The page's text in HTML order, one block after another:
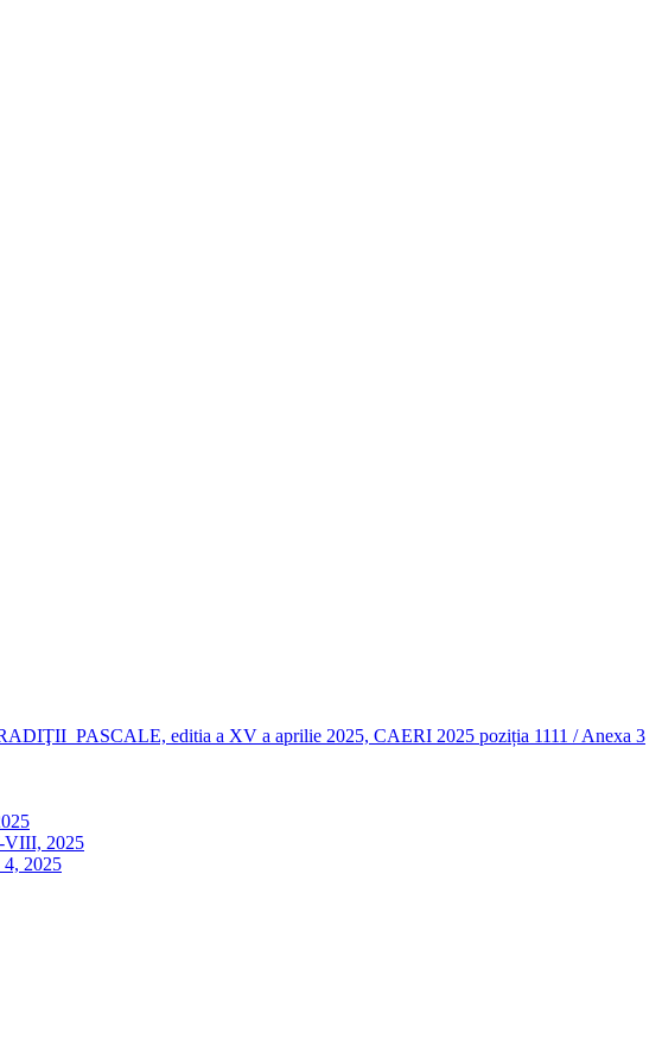
PASCALE, editia a XV a aprilie 2025, CAERI 2025 poziția 1111 / Anexa 3
VIII, 2025
2025